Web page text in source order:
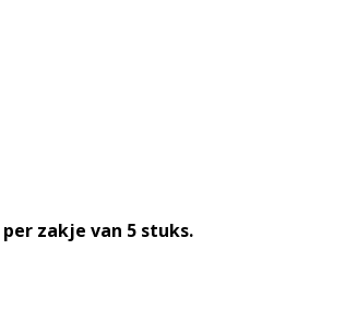
zakje van 5 stuks.